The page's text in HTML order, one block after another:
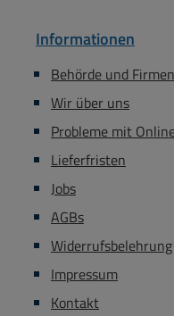
Informationen
Behörde und Firmen
Wir über uns
Probleme mit
Lieferfristen
Jobs
AGBs
Widerrufsbelehrung
Impressum
Kontakt